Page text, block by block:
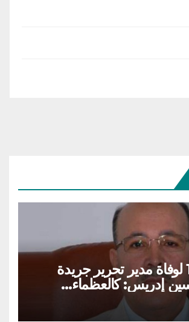
الذكرى 15 لوفاة مدير تحرير جريدة
إدريس: كالعظماء…
ورحل واقفا